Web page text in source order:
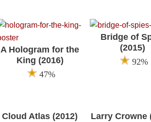
A Hologram for the
King (2016)
47%
Bridge of
(2015)
92%
Cloud Atlas (2012)
Larry Crowne